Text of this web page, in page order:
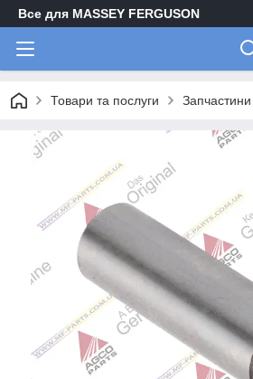
Все для MASSEY FERGUSON
Товари та послуги